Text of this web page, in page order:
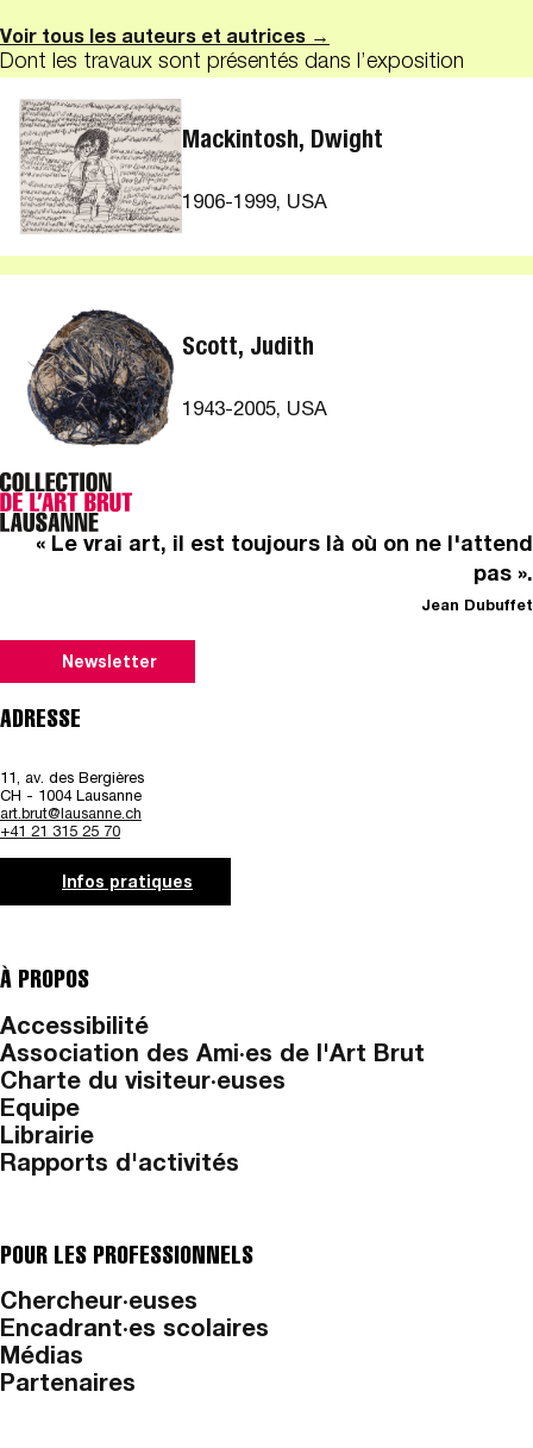
Voir tous les auteurs et autrices →
Dont les travaux sont présentés dans l’exposition
Mackintosh, Dwight
1906-1999, USA
Scott, Judith
1943-2005, USA
« Le vrai art, il est toujours là où on ne l'attend
pas ».
Jean Dubuffet
Newsletter
ADRESSE
11, av. des Bergières
CH - 1004 Lausanne
art.brut@lausanne.ch
+41 21 315 25 70
Infos pratiques
À PROPOS
Accessibilité
Association des Ami·es de l'Art Brut
Charte du visiteur·euses
Equipe
Librairie
Rapports d'activités
POUR LES PROFESSIONNELS
Chercheur·euses
Encadrant·es scolaires
Médias
Partenaires